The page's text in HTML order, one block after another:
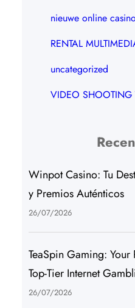
nieuwe online
RENTAL
uncategorized
VIDEO SHOOTING
Winpot Casino: Tu
y Premios Auténticos
26/07/2026
TeaSpin Gaming: Your
Top-Tier Internet
26/07/2026